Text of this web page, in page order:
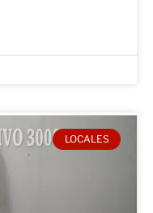
LOCALES